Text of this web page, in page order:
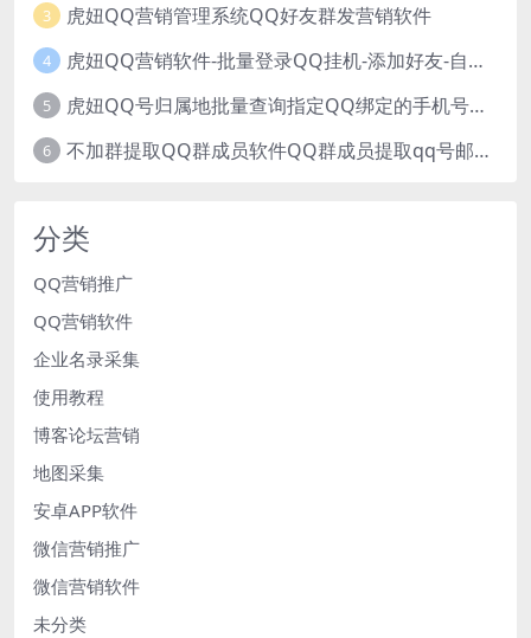
3 虎妞QQ营销管理系统QQ好友群发营销软件
4 虎妞QQ营销软件-批量登录QQ挂机-添加好友-自动加群-群发消息-临时会话
5 虎妞QQ号归属地批量查询指定QQ绑定的手机号软件
6 不加群提取QQ群成员软件QQ群成员提取qq号邮箱软件
分类
QQ营销推广
QQ营销软件
企业名录采集
使用教程
博客论坛营销
地图采集
安卓APP软件
微信营销推广
微信营销软件
未分类